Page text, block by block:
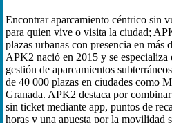
Encontrar aparcamiento céntrico sin
para quien vive o visita la ciudad;
plazas urbanas con presencia en más
APK2 nació en 2015 y se
gestión de aparcamientos
de 40 000 plazas en ciudades como
Granada. APK2 destaca por
sin ticket mediante app, puntos de
horas y una apuesta por la movilidad